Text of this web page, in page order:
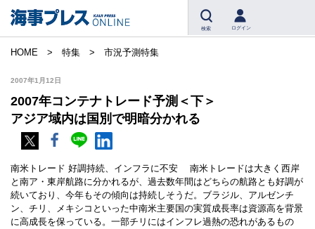
検索 ログイン
HOME 特集 市況予測特集
2007年1月12日
2007年コンテナトレード予測＜下＞
アジア域内は国別で明暗分かれる
南米トレード 好調持続、インフラに不安 南米トレードは大きく西岸
と南ア・東岸航路に分かれるが、過去数年間はどちらの航路とも好調が
続いており、今年もその傾向は持続しそうだ。ブラジル、アルゼンチ
ン、チリ、メキシコといった中南米主要国の実質成長率は資源高を背景
に高成長を保っている。一部チリにはインフレ過熱の恐れがあるもの